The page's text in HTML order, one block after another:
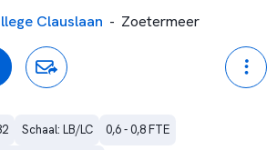
Clauslaan - Zoetermeer
Schaal: LB/LC
0,6 - 0,8 FTE